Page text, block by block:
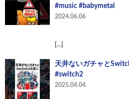
#music #babymetal
2024.06.06
[…]
天井ないガチャと
#switch2
2025.04.04